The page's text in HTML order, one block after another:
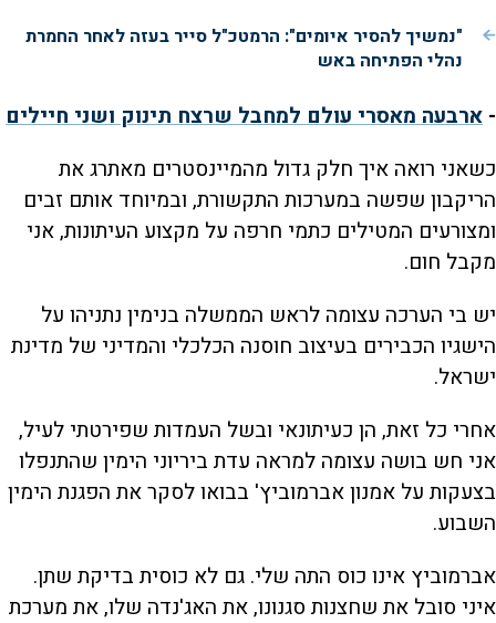
"נמשיך להסיר איומים": הרמטכ"ל סייר בעזה לאחר החמרת
נהלי הפתיחה באש
- ארבעה מאסרי עולם למחבל שרצח תינוק ושני חיילים
כשאני רואה איך חלק גדול מהמיינסטרים מאתרג את
הריקבון שפשה במערכות התקשורת, ובמיוחד אותם זבים
ומצורעים המטילים כתמי חרפה על מקצוע העיתונות, אני
מקבל חום.
יש בי הערכה עצומה לראש הממשלה בנימין נתניהו על
הישגיו הכבירים בעיצוב חוסנה הכלכלי והמדיני של מדינת
ישראל.
אחרי כל זאת, הן כעיתונאי ובשל העמדות שפירטתי לעיל,
אני חש בושה עצומה למראה עדת ביריוני הימין שהתנפלו
בצעקות על אמנון אברמוביץ' בבואו לסקר את הפגנת הימין
השבוע.
אברמוביץ אינו כוס התה שלי. גם לא כוסית בדיקת שתן.
איני סובל את שחצנות סגנונו, את האג'נדה שלו, את מערכת